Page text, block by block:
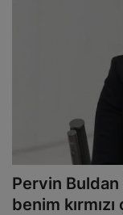
Pervin Buldan
benim kırmızı